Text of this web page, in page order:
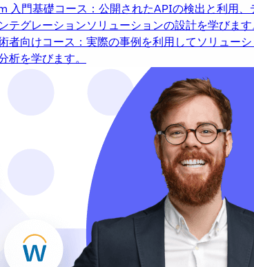
入門基礎コース：公開されたAPIの検出と利用、
グレーションソリューションの設計を学びます
者向けコース：実際の事例を利用してソリューシ
析を学びます。